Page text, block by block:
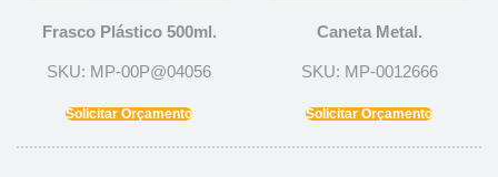
Frasco Plástico 500ml.
SKU: MP-00P@04056
Solicitar Orçamento
Caneta Metal.
SKU: MP-0012666
Solicitar Orçamento